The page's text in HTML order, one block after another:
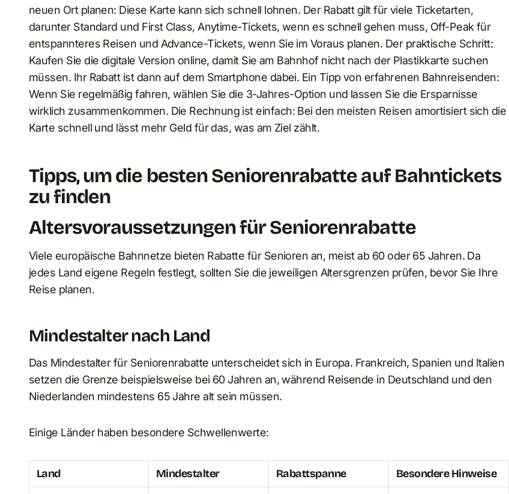
neuen Ort planen: Diese Karte kann sich schnell lohnen. Der Rabatt gilt für viele Ticketarten,
darunter Standard und First Class, Anytime-Tickets, wenn es schnell gehen muss, Off-Peak für
entspannteres Reisen und Advance-Tickets, wenn Sie im Voraus planen. Der praktische Schritt:
Kaufen Sie die digitale Version online, damit Sie am Bahnhof nicht nach der Plastikkarte suchen
müssen. Ihr Rabatt ist dann auf dem Smartphone dabei. Ein Tipp von erfahrenen Bahnreisenden:
Wenn Sie regelmäßig fahren, wählen Sie die 3-Jahres-Option und lassen Sie die Ersparnisse
wirklich zusammenkommen. Die Rechnung ist einfach: Bei den meisten Reisen amortisiert sich die
Karte schnell und lässt mehr Geld für das, was am Ziel zählt.
Tipps, um die besten Seniorenrabatte auf Bahntickets
zu finden
Altersvoraussetzungen für Seniorenrabatte
Viele europäische Bahnnetze bieten Rabatte für Senioren an, meist ab 60 oder 65 Jahren. Da
jedes Land eigene Regeln festlegt, sollten Sie die jeweiligen Altersgrenzen prüfen, bevor Sie Ihre
Reise planen.
Mindestalter nach Land
Das Mindestalter für Seniorenrabatte unterscheidet sich in Europa. Frankreich, Spanien und Italien
setzen die Grenze beispielsweise bei 60 Jahren an, während Reisende in Deutschland und den
Niederlanden mindestens 65 Jahre alt sein müssen.
Einige Länder haben besondere Schwellenwerte:
Land Mindestalter Rabattspanne Besondere Hinweise